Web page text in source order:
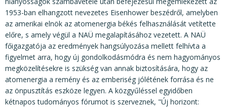
1953-ban elhangzott nevezetes Eisenhower beszédről, amelyben
az amerikai elnök az atomenergia békés felhasználását vetítette
előre, s amely végül a NAÜ megalapításához vezetett. A NAÜ
főigazgatója az eredmények hangsúlyozása mellett felhívta a
figyelmet arra, hogy új gondolkodásmódra és nem hagyományos
megközelítésekre is szükség van annak biztosítására, hogy az
atomenergia a remény és az emberiség jólétének forrása és ne
az önpusztítás eszköze legyen. A közgyűléssel egyidőben
kétnapos tudományos fórumot is szerveznek, "Új horizont: